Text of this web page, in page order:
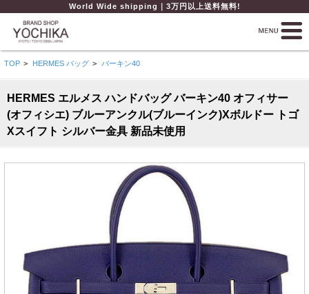
World Wide shipping｜3万円以上送料無料!
TOP > HERMES バッグ > バーキン40
HERMES エルメス ハンドバッグ バーキン40 オフィサー
(オフィシエ) ブルーアンクル(ブルーインク)Xボルドー トゴ
Xスイフト シルバー金具 新品未使用